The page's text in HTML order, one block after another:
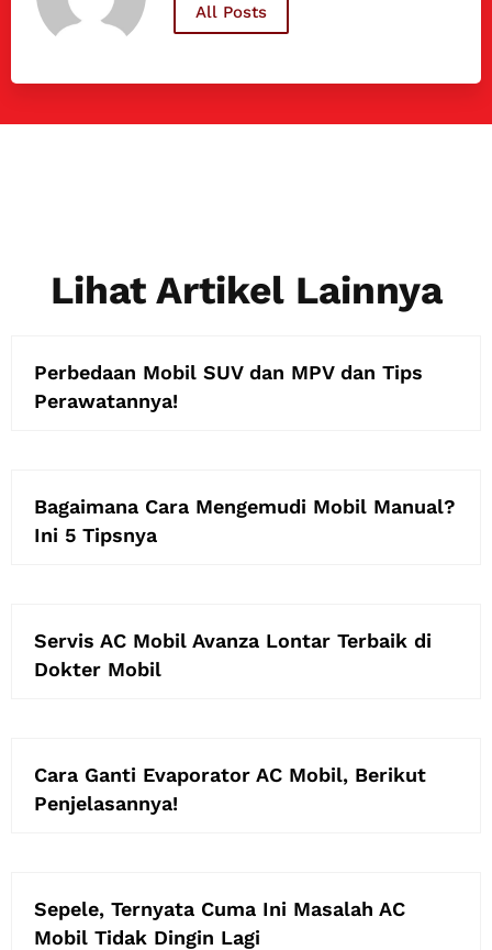
All Posts
Lihat Artikel Lainnya
Perbedaan Mobil SUV dan MPV dan Tips
Perawatannya!
Bagaimana Cara Mengemudi Mobil Manual?
Ini 5 Tipsnya
Servis AC Mobil Avanza Lontar Terbaik di
Dokter Mobil
Cara Ganti Evaporator AC Mobil, Berikut
Penjelasannya!
Sepele, Ternyata Cuma Ini Masalah AC
Mobil Tidak Dingin Lagi